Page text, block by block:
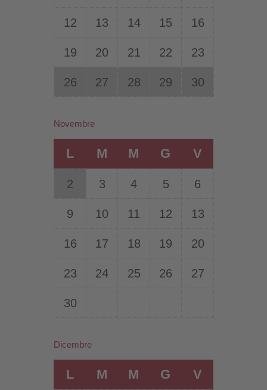
12 13 14 15 16
19 20 21 22 23
26 27 28 29 30
Novembre
L M M G V
2 3 4 5 6
9 10 11 12 13
16 17 18 19 20
23 24 25 26 27
30
Dicembre
L M M G V